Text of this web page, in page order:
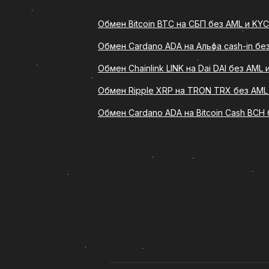
как проходит обмен (Chainlink
всех этапов, особенностей
Что такое обмен Chainlink
Обмен LINK на Наличные USD/
(Chainlink LINK) на указанный
Сервис ComCash предлагает
обмена. Благодаря этому обмен
Преимущества обмена
Выбирая обмен Chainlink LINK на
Обмен Bitcoin BTC на СБП без AML и KYC
Обмен Cardano ADA на Альфа cash-in
Обмен Chainlink LINK на Dai DAI без AML
Обмен Ripple XRP на TRON TRX без AML
Обмен Cardano ADA на Bitcoin Cash BCH